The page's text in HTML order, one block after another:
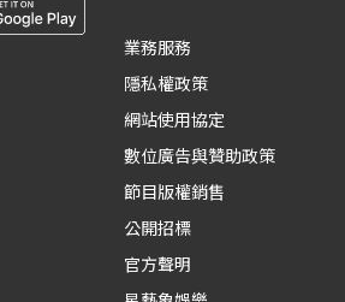
業務服務
隱私權政策
網站使用協定
數位廣告與贊助政策
節目版權銷售
公開招標
官方聲明